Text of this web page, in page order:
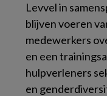
Levvel in
blijven voeren
medewerkers
en een
hulpverleners
en